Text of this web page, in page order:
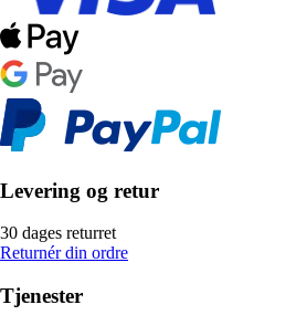
Levering og retur
30 dages returret
Returnér din ordre
Tjenester